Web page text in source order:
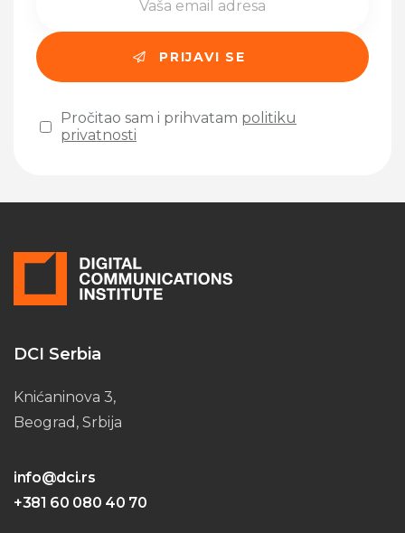
Pročitao sam i prihvatam politiku
privatnosti
DCI Serbia
Knićaninova 3,
Beograd, Srbija
info@dci.rs
+381 60 080 40 70